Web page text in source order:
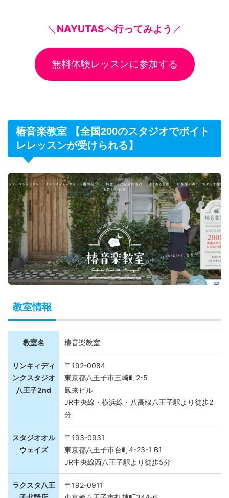
＼NAYUTASへ行ってみよう ／
無料体験レッスンに参加する
椿音楽教室 【全国200のスタジオでボイト
レレッスンが受けられる】
教室情報
教室名 椿音楽教室
リンキィディ
ンクスタジオ
八王子2nd
〒192-0084
東京都八王子市三崎町2-5
鳳来ビル
JR中央線・横浜線・八高線八王子駅より徒歩2
分
スタジオオル
ウェイズ
〒193-0931
東京都八王子市台町4-23-1 B1
JR中央線西八王子駅より徒歩5分
ラクスタ八王
〒192-0911